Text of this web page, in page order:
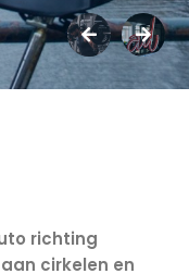
richting
cirkelen en